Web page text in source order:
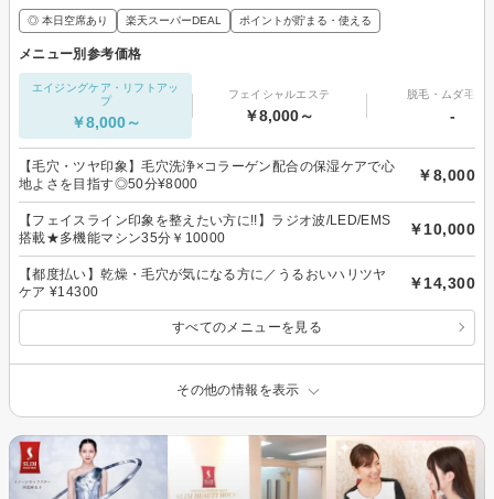
◎ 本日空席あり 楽天スーパーDEAL ポイントが貯まる・使える
メニュー別参考価格
エイジングケア・リフトアッ
プ
￥8,000～
フェイシャルエステ
￥8,000～
脱毛・ムダ毛処
-
【毛穴・ツヤ印象】毛穴洗浄×コラーゲン配合の保湿ケアで心
地よさを目指す◎50分¥8000
￥8,000
【フェイスライン印象を整えたい方に!!】ラジオ波/LED/EMS
搭載★多機能マシン35分￥10000
￥10,000
【都度払い】乾燥・毛穴が気になる方に／うるおいハリツヤ
ケア ¥14300
￥14,300
すべてのメニューを見る
その他の情報を表示